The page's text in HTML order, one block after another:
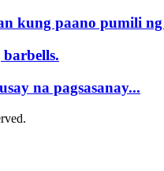
kung paano pumili
na pagsasanay...